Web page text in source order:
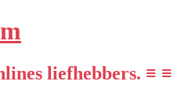
liefhebbers. ≡ ≡